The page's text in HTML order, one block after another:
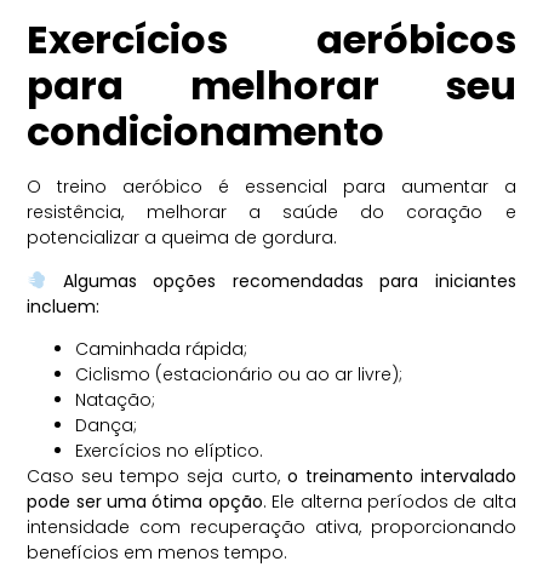
Exercícios aeróbicos
para melhorar seu
condicionamento
O treino aeróbico é essencial para aumentar a
resistência, melhorar a saúde do coração e
potencializar a queima de gordura.
Algumas opções recomendadas para iniciantes
incluem:
Caminhada rápida;
Ciclismo (estacionário ou ao ar livre);
Natação;
Dança;
Exercícios no elíptico.
Caso seu tempo seja curto, o treinamento intervalado
pode ser uma ótima opção. Ele alterna períodos de alta
intensidade com recuperação ativa, proporcionando
benefícios em menos tempo.